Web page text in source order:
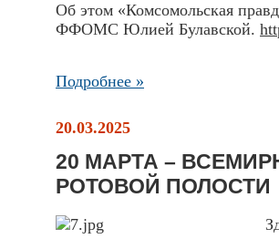
Об этом «Комсомольская
ФФОМС Юлией Булавской.
Подробнее »
20.03.2025
20 МАРТА –
РОТОВОЙ ПОЛОСТИ